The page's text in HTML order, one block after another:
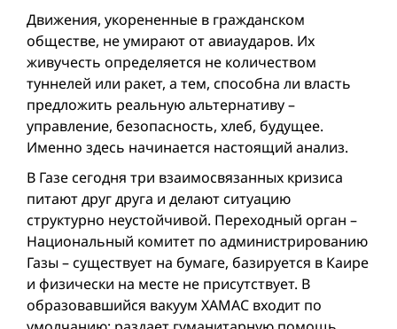
Движения, укорененные в гражданском
обществе, не умирают от авиаударов. Их
живучесть определяется не количеством
туннелей или ракет, а тем, способна ли власть
предложить реальную альтернативу –
управление, безопасность, хлеб, будущее.
Именно здесь начинается настоящий анализ.
В Газе сегодня три взаимосвязанных кризиса
питают друг друга и делают ситуацию
структурно неустойчивой. Переходный орган –
Национальный комитет по администрированию
Газы – существует на бумаге, базируется в Каире
и физически на месте не присутствует. В
образовавшийся вакуум ХАМАС входит по